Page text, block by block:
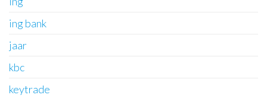
ing bank
jaar
kbc
keytrade